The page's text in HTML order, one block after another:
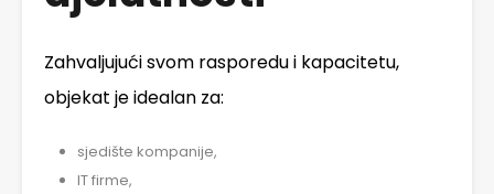
Zahvaljujući svom rasporedu i kapacitetu,
objekat je idealan za:
sjedište kompanije,
IT firme,